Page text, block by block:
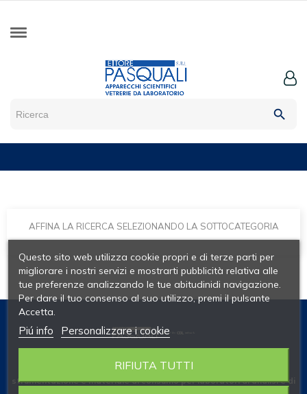
search
AFFINA LA RICERCA SELEZIONANDO LA SOTTOCATEGORIA
Fondata nel 1953 come azienda specializzata nelle forniture di
strumentazione e materiale di consumo per laboratori di analisi e di
Questo sito web utilizza cookie propri e di terze parti per
migliorare i nostri servizi e mostrarti pubblicità relativa alle
tue preferenze analizzando le tue abitudinidi navigazione.
Per dare il tuo consenso al suo utilizzo, premi il pulsante
Accetta.
Piú info Personalizzare i cookie
RIFIUTA TUTTI